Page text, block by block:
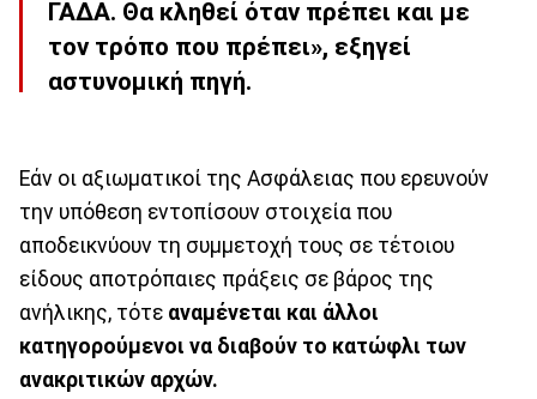
ΓΑΔΑ. Θα κληθεί όταν πρέπει και με
τον τρόπο που πρέπει», εξηγεί
αστυνομική πηγή.
Εάν οι αξιωματικοί της Ασφάλειας που ερευνούν
την υπόθεση εντοπίσουν στοιχεία που
αποδεικνύουν τη συμμετοχή τους σε τέτοιου
είδους αποτρόπαιες πράξεις σε βάρος της
ανήλικης, τότε αναμένεται και άλλοι
κατηγορούμενοι να διαβούν το κατώφλι των
ανακριτικών αρχών.